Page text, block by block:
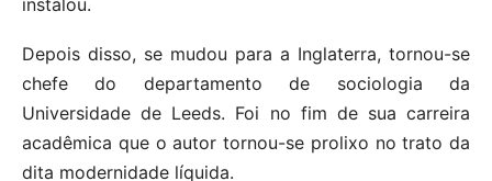
Depois disso, se mudou para a Inglaterra, tornou-se
chefe do departamento de sociologia da
Universidade de Leeds. Foi no fim de sua carreira
acadêmica que o autor tornou-se prolixo no trato da
dita modernidade líquida.